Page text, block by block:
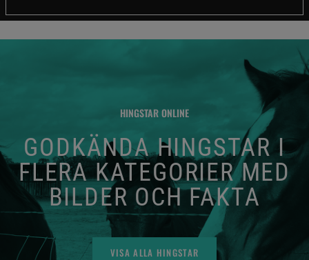
HINGSTAR ONLINE
GODKÄNDA HINGSTAR I
FLERA KATEGORIER MED
BILDER OCH FAKTA
VISA ALLA HINGSTAR